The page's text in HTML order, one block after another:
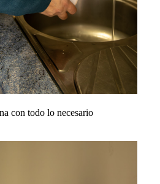
con todo lo necesario